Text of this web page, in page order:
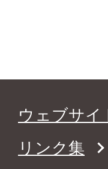
ウェブサイ
リンク集